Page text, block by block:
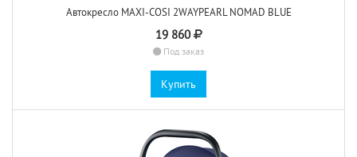
Автокресло MAXI-COSI 2WAYPEARL NOMAD BLUE
19 860
Под заказ
Купить